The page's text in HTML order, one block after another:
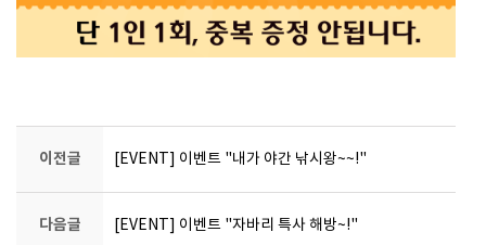
이전글 [EVENT] 이벤트 "내가 야간 낚시왕~~!"
다음글 [EVENT] 이벤트 "자바리 특사 해방~!"